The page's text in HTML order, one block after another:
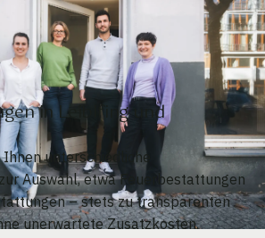
in Leiblfing und
unterschiedliche
Auswahl, etwa Feuerbestattungen
– stets zu transparenten
unerwartete Zusatzkosten.